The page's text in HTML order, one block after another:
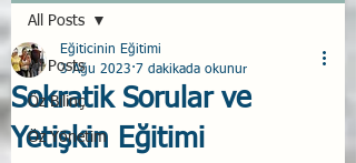
All Posts
Öz Bilinç
Öz Yönetim
All Posts
Sokratik Sorular ve
Yetişkin Eğitimi
Eğiticinin Eğitimi
3 Ağu 2023 7 dakikada okunur